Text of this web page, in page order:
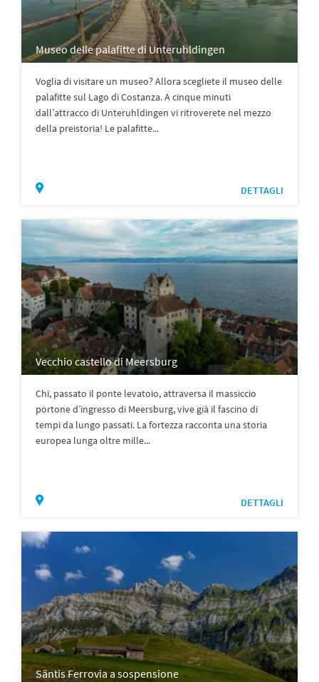
Museo delle palafitte di Unteruhldingen
Voglia di visitare un museo? Allora scegliete il museo delle
palafitte sul Lago di Costanza. A cinque minuti
dall’attracco di Unteruhldingen vi ritroverete nel mezzo
della preistoria! Le palafitte...
DETTAGLI
Vecchio castello di Meersburg
Chi, passato il ponte levatoio, attraversa il massiccio
portone d’ingresso di Meersburg, vive già il fascino di
tempi da lungo passati. La fortezza racconta una storia
europea lunga oltre mille...
DETTAGLI
Säntis Ferrovia a sospensione